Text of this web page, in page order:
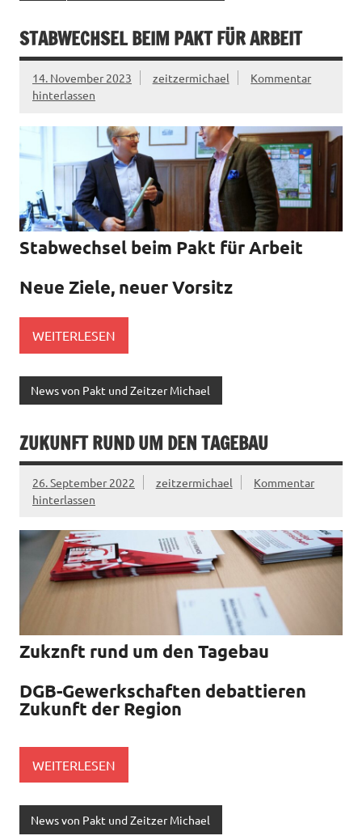
STABWECHSEL BEIM PAKT FÜR ARBEIT
14. November 2023 zeitzermichael
Kommentar
hinterlassen
Stabwechsel beim Pakt für Arbeit
Neue Ziele, neuer Vorsitz
WEITERLESEN
News von Pakt und Zeitzer Michael
ZUKUNFT RUND UM DEN TAGEBAU
26. September 2022 zeitzermichael
Kommentar
hinterlassen
Zukznft rund um den Tagebau
DGB-Gewerkschaften debattieren
Zukunft der Region
WEITERLESEN
News von Pakt und Zeitzer Michael